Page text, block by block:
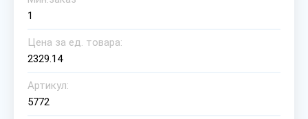
1
Цена за ед. товара:
2329.14
Артикул:
5772